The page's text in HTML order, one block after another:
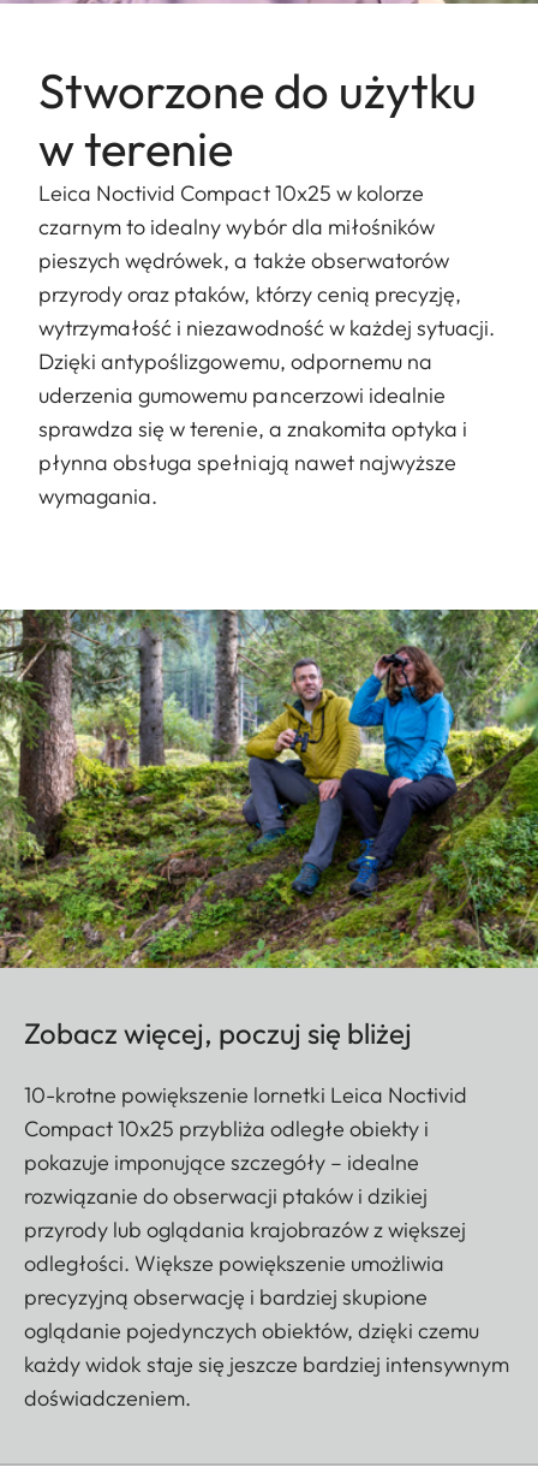
Stworzone do użytku
w terenie
Leica Noctivid Compact 10x25 w kolorze
czarnym to idealny wybór dla miłośników
pieszych wędrówek, a także obserwatorów
przyrody oraz ptaków, którzy cenią precyzję,
wytrzymałość i niezawodność w każdej sytuacji.
Dzięki antypoślizgowemu, odpornemu na
uderzenia gumowemu pancerzowi idealnie
sprawdza się w terenie, a znakomita optyka i
płynna obsługa spełniają nawet najwyższe
wymagania.
Zobacz więcej, poczuj się bliżej
10-krotne powiększenie lornetki Leica Noctivid
Compact 10x25 przybliża odległe obiekty i
pokazuje imponujące szczegóły – idealne
rozwiązanie do obserwacji ptaków i dzikiej
przyrody lub oglądania krajobrazów z większej
odległości. Większe powiększenie umożliwia
precyzyjną obserwację i bardziej skupione
oglądanie pojedynczych obiektów, dzięki czemu
każdy widok staje się jeszcze bardziej intensywnym
doświadczeniem.